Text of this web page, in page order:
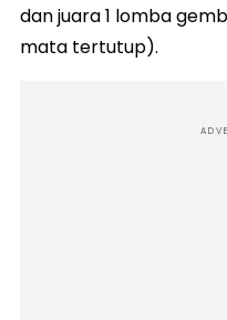
dan juara 1 lomba
mata tertutup).